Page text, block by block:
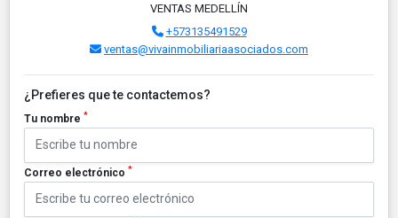
VENTAS MEDELLÍN
+573135491529
ventas@vivainmobiliariaasociados.com
¿Prefieres que te contactemos?
Tu nombre *
Correo electrónico *